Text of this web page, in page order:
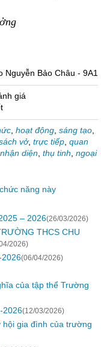
Nguyễn Bảo Châu - 9A1
giá
hoạt động sáng tạo
vở, trực tiếp quan
nhận diện thụ tinh ngoại
năng này
– 2026(26/03/2026)
THCS CHU
2026)
2026(06/04/2026)
của tập thể Trường
2026(12/03/2026)
hội gia đình của trường